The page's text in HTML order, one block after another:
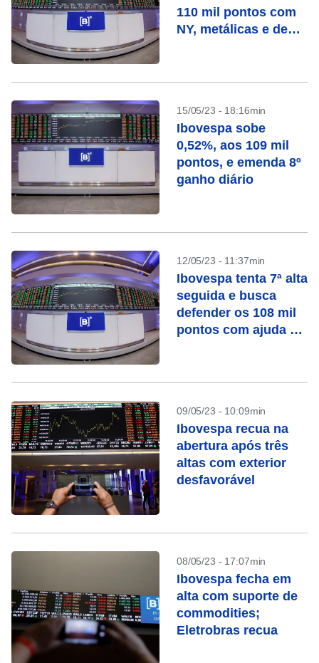
110 mil pontos com
NY, metálicas e de
15/05/23 - 18:16min
Ibovespa sobe
0,52%, aos 109 mil
pontos, e emenda 8º
ganho diário
12/05/23 - 11:37min
Ibovespa tenta 7ª alta
seguida e busca
defender os 108 mil
pontos com ajuda de
09/05/23 - 10:09min
Ibovespa recua na
abertura após três
altas com exterior
desfavorável
08/05/23 - 17:07min
Ibovespa fecha em
alta com suporte de
commodities;
Eletrobras recua